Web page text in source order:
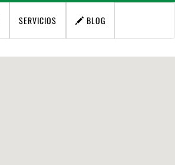
SERVICIOS BLOG